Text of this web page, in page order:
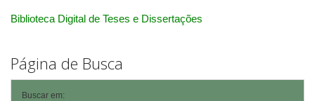
Biblioteca Digital de Teses e Dissertações
Página de Busca
Buscar em: